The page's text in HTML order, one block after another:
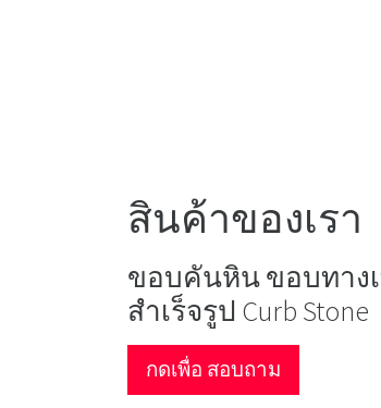
สินค้าของเรา
ขอบคันหิน ขอบทาง
สำเร็จรูป Curb Stone
กดเพื่อ สอบถาม